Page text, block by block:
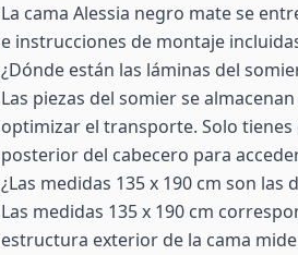
La cama Alessia negro mate se
e instrucciones de montaje
¿Dónde están las láminas del
Las piezas del somier se
optimizar el transporte. Solo
posterior del cabecero para
¿Las medidas 135 x 190 cm son
Las medidas 135 x 190 cm
estructura exterior de la cama